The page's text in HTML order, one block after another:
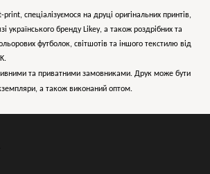
спеціалізуємося на друці оригінальних принтів,
українського бренду Likey, а також роздрібних та
футболок, світшотів та іншого текстилю від
та приватними замовниками. Друк може бути
а також виконаний оптом.